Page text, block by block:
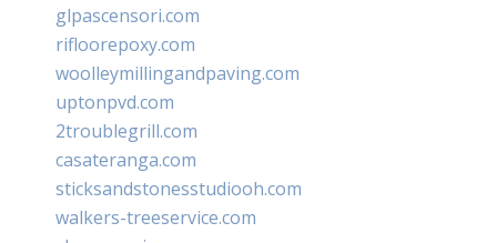
glpascensori.com
rifloorepoxy.com
woolleymillingandpaving.com
uptonpvd.com
2troublegrill.com
casateranga.com
sticksandstonesstudiooh.com
walkers-treeservice.com